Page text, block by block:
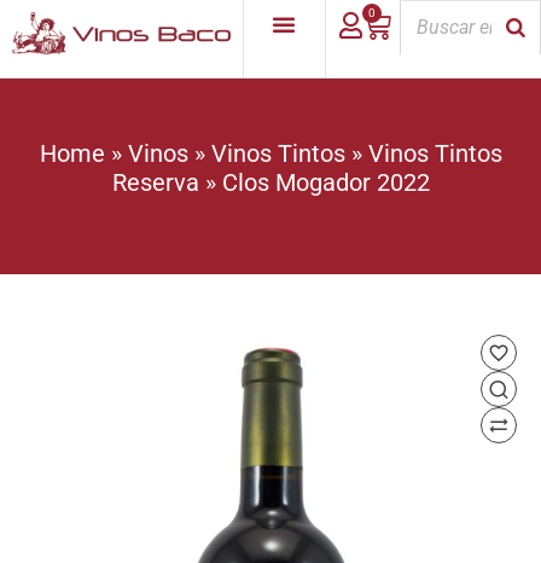
0
Home » Vinos» Vinos Tintos» Vinos Tintos
Reserva » Clos Mogador 2022